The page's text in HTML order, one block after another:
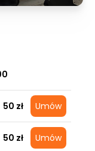
50 zł Umów
50 zł Umów